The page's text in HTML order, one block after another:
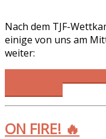
Nach dem TJF-
einige von uns am
weiter:
ON FIRE! 🔥